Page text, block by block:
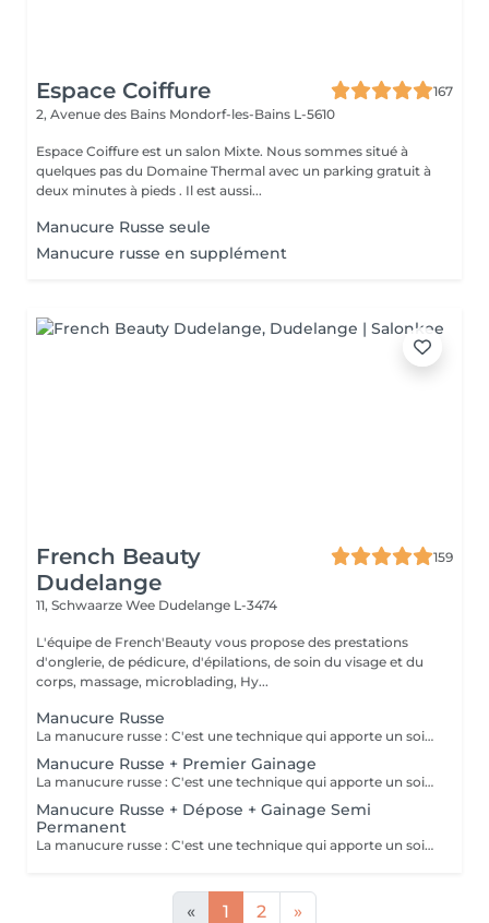
Espace Coiffure
167
2, Avenue des Bains Mondorf-les-Bains L-5610
Espace Coiffure est un salon Mixte. Nous sommes situé à
quelques pas du Domaine Thermal avec un parking gratuit à
deux minutes à pieds . Il est aussi...
Manucure Russe seule
Manucure russe en supplément
French Beauty
Dudelange
159
11, Schwaarze Wee Dudelange L-3474
L'équipe de French'Beauty vous propose des prestations
d'onglerie, de pédicure, d'épilations, de soin du visage et du
corps, massage, microblading, Hy...
Manucure Russe
La manucure russe : C'est une technique qui apporte un soin complet de l'ongle naturel et des cuticules. Grâce à la manucure russe l'ongle est entièrement nettoyé des peaux et cuticules collés, ce qui apporte un rendu net et durable.
Manucure Russe + Premier Gainage
La manucure russe : C'est une technique qui apporte un soin complet de l'ongle naturel et des cuticules. Grâce à la manucure russe le semi permanent est posé sous la cuticule ce qui permet une repousse invisible de 7 à 12 jours. Cette prestation comprend la manucure russe complète ainsi que la pose renforcée au semi permanent (aucune dépose ne sera faite)
Manucure Russe + Dépose + Gainage Semi
Permanent
La manucure russe : C'est une technique qui apporte un soin complet de l'ongle naturel et des cuticules. Grâce à la manucure russe le semi permanent est posé sous la cuticule ce qui permet une repousse invisible de 7 à 12 jours. Cette prestation comprend la dépose de votre ancienne couleur, la manucure russe complète ainsi que la pose d'un semi permanent renforcé
« 1 2 »